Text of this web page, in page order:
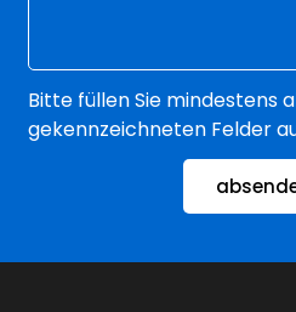
Bitte füllen Sie mindestens
gekennzeichneten Felder